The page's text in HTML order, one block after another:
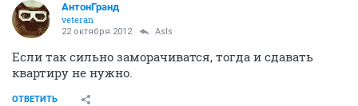
АнтонГранд
veteran
22 октября 2012 AsIs
Если так сильно заморачиватся, тогда и сдавать
квартиру не нужно.
ОТВЕТИТЬ